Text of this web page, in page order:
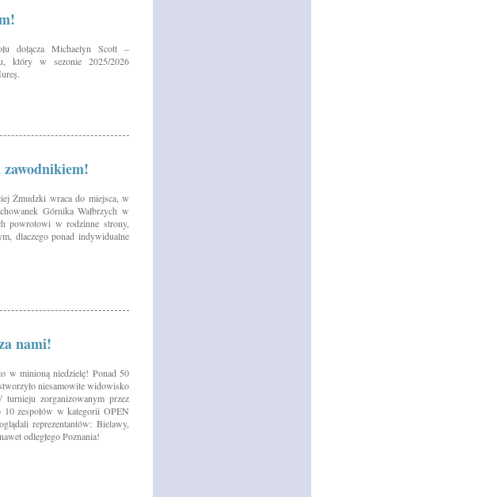
dołącza Michaelyn Scott –
który w sezonie 2025/2026
zawodnikiem!
Żmudzki wraca do miejsca, w
Górnika Wałbrzych w
powrotowi w rodzinne strony,
dlaczego ponad indywidualne
nami!
w minioną niedzielę! Ponad 50
niesamowite widowisko
zorganizowanym przez
zespołów w kategorii OPEN
reprezentantów: Bielawy,
odległego Poznania!